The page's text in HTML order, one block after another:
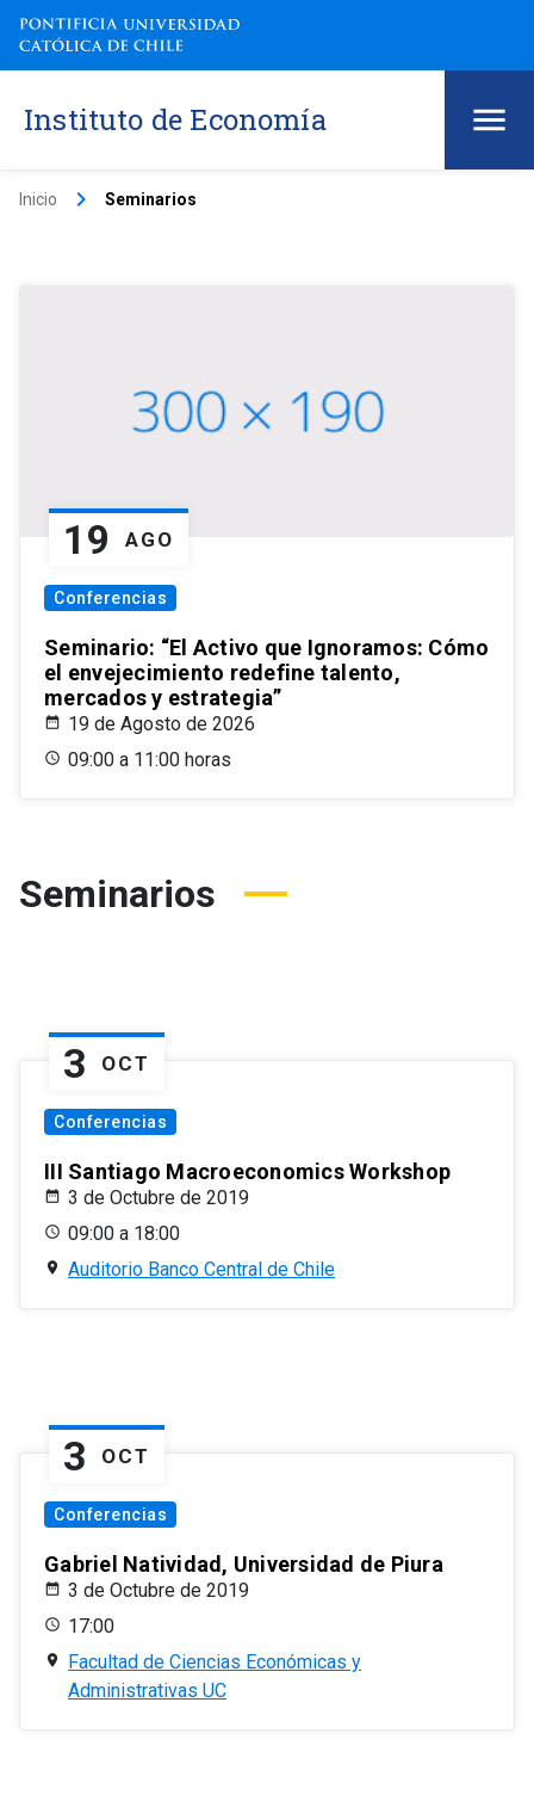
Instituto de Economía
Inicio keyboard_arrow_right Seminarios
19 AGO
Conferencias
Seminario: “El Activo que Ignoramos: Cómo
el envejecimiento redefine talento,
mercados y estrategia”
19 de Agosto de 2026
09:00 a 11:00 horas
Seminarios
3 OCT
Conferencias
III Santiago Macroeconomics Workshop
3 de Octubre de 2019
09:00 a 18:00
Auditorio Banco Central de Chile
3 OCT
Conferencias
Gabriel Natividad, Universidad de Piura
3 de Octubre de 2019
17:00
Facultad de Ciencias Económicas y
Administrativas UC